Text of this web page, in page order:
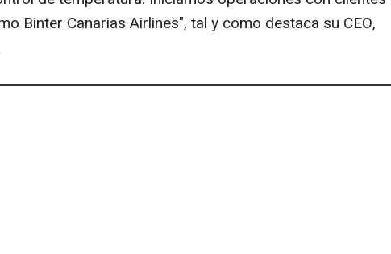
Binter Canarias Airlines", tal y como destaca su CEO,